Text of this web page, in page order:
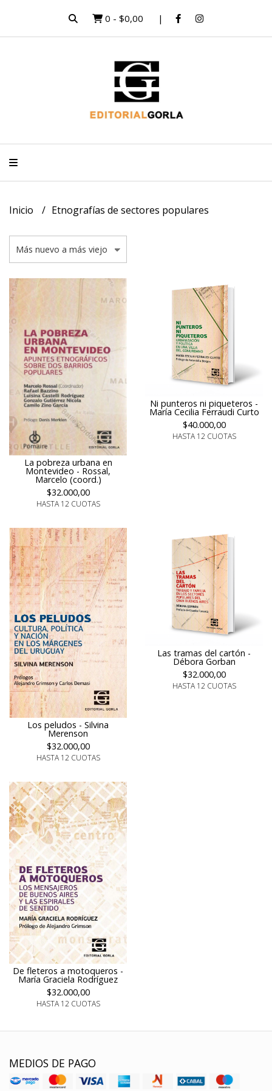
0 - $0,00
Inicio Etnografías de sectores populares
La pobreza urbana en
Montevideo - Rossal,
Marcelo (coord.)
$32.000,00
HASTA 12 CUOTAS
Ni punteros ni piqueteros -
María Cecilia Ferraudi Curto
$40.000,00
HASTA 12 CUOTAS
Los peludos - Silvina
Merenson
$32.000,00
HASTA 12 CUOTAS
Las tramas del cartón -
Débora Gorban
$32.000,00
HASTA 12 CUOTAS
De fleteros a motoqueros -
María Graciela Rodríguez
$32.000,00
HASTA 12 CUOTAS
MEDIOS DE PAGO